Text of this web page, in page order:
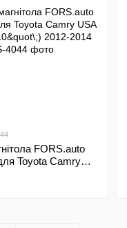
FORS.auto
Toyota Camry